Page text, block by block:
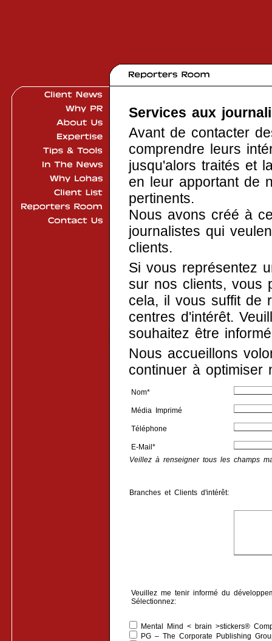
Services aux
Avant de contacter
comprendre leurs
jusqu'alors traités et
en leur apportant de
pertinents.
Nous avons créé à
journalistes qui
clients.
Si vous représentez
sur nos clients, vous
cela, il vous suffit de
centres d'intérêt.
souhaitez être
Nous accueillons
continuer à optimiser
Nom*
Média Imprimé
Téléphone
E-Mail*
Veillez à renseigner tous les champs
Branches et Clients d'intérêt:
Veuillez me tenir informé du
Sélectionnez:
Mental Mind < brain >stickers®
PG – The Corporate Publishing